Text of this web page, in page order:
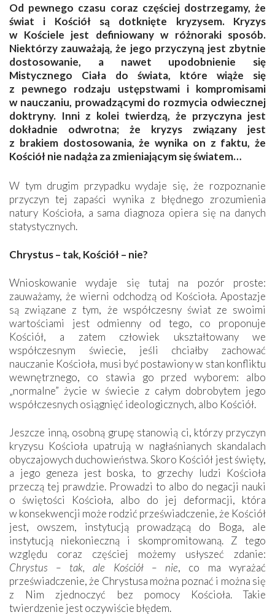
Od pewnego czasu coraz częściej dostrzegamy, że
świat i Kościół są dotknięte kryzysem. Kryzys
w Kościele jest definiowany w różnoraki sposób.
Niektórzy zauważają, że jego przyczyną jest zbytnie
dostosowanie, a nawet upodobnienie się
Mistycznego Ciała do świata, które wiąże się
z pewnego rodzaju ustępstwami i kompromisami
w nauczaniu, prowadzącymi do rozmycia odwiecznej
doktryny. Inni z kolei twierdzą, że przyczyna jest
dokładnie odwrotna; że kryzys związany jest
z brakiem dostosowania, że wynika on z faktu, że
Kościół nie nadąża za zmieniającym się światem…
W tym drugim przypadku wydaje się, że rozpoznanie
przyczyn tej zapaści wynika z błędnego zrozumienia
natury Kościoła, a sama diagnoza opiera się na danych
statystycznych.
Chrystus – tak, Kościół – nie?
Wnioskowanie wydaje się tutaj na pozór proste:
zauważamy, że wierni odchodzą od Kościoła. Apostazje
są związane z tym, że współczesny świat ze swoimi
wartościami jest odmienny od tego, co proponuje
Kościół, a zatem człowiek ukształtowany we
współczesnym świecie, jeśli chciałby zachować
nauczanie Kościoła, musi być postawiony w stan konfliktu
wewnętrznego, co stawia go przed wyborem: albo
„normalne” życie w świecie z całym dobrobytem jego
współczesnych osiągnięć ideologicznych, albo Kościół.
Jeszcze inną, osobną grupę stanowią ci, którzy przyczyn
kryzysu Kościoła upatrują w nagłaśnianych skandalach
obyczajowych duchowieństwa. Skoro Kościół jest święty,
a jego geneza jest boska, to grzechy ludzi Kościoła
przeczą tej prawdzie. Prowadzi to albo do negacji nauki
o świętości Kościoła, albo do jej deformacji, która
w konsekwencji może rodzić przeświadczenie, że Kościół
jest, owszem, instytucją prowadzącą do Boga, ale
instytucją niekonieczną i skompromitowaną. Z tego
względu coraz częściej możemy usłyszeć zdanie:
Chrystus – tak, ale Kościół – nie, co ma wyrażać
przeświadczenie, że Chrystusa można poznać i można się
z Nim zjednoczyć bez pomocy Kościoła. Takie
twierdzenie jest oczywiście błędem.